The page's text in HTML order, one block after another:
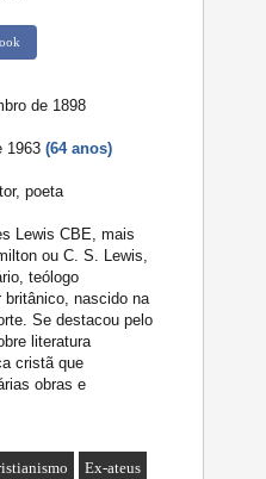
de 1898
1963(64 anos)
poeta
Lewis CBE, mais
ou C. S. Lewis,
teólogo
britânico, nascido na
Se destacou pelo
literatura
cristã que
obras e
Ex-ateus